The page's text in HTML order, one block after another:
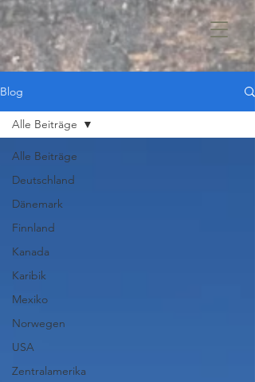
Blog
Alle Beiträge
Deutschland
Dänemark
Finnland
Kanada
Karibik
Mexiko
Norwegen
USA
Zentralamerika
Alle Beiträge